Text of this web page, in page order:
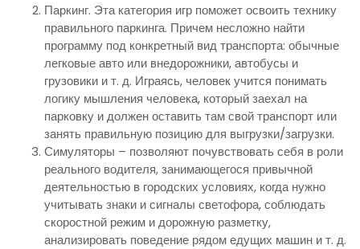
Паркинг. Эта категория игр поможет освоить технику
правильного паркинга. Причем несложно найти
программу под конкретный вид транспорта: обычные
легковые авто или внедорожники, автобусы и
грузовики и т. д. Играясь, человек учится понимать
логику мышления человека, который заехал на
парковку и должен оставить там свой транспорт или
занять правильную позицию для выгрузки/загрузки.
Симуляторы – позволяют почувствовать себя в роли
реального водителя, занимающегося привычной
деятельностью в городских условиях, когда нужно
учитывать знаки и сигналы светофора, соблюдать
скоростной режим и дорожную разметку,
анализировать поведение рядом едущих машин и т. д.